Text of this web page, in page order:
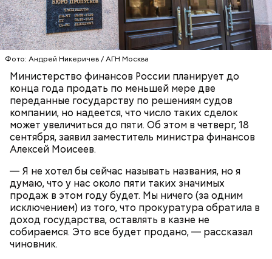
Фото: Андрей Никеричев / АГН Москва
Министерство финансов России планирует до
конца года продать по меньшей мере две
переданные государству по решениям судов
компании, но надеется, что число таких сделок
может увеличиться до пяти. Об этом в четверг, 18
сентября, заявил заместитель министра финансов
Алексей Моисеев.
— Я не хотел бы сейчас называть названия, но я
думаю, что у нас около пяти таких значимых
продаж в этом году будет. Мы ничего (за одним
исключением) из того, что прокуратура обратила в
доход государства, оставлять в казне не
собираемся. Это все будет продано, — рассказал
чиновник.
День «Счастье случается» был инициирован
Тайным обществом счастливых людей, чтобы
напомнить людям, что счастье на самом деле
кроется в мелочах. Отпраздновать этот день
можно, поделившись с другими людьми
Уберут отеки и улучшат зрение:
диетолог Соломатина рассказала
о пользе кабачков
Кабачки, тушеные с курицей
Как приготовить домашний
майонез: три простых рецепта
Эндокринолог Куликова
объяснила, в чем заключается
польза сезонных овощей и
фруктов